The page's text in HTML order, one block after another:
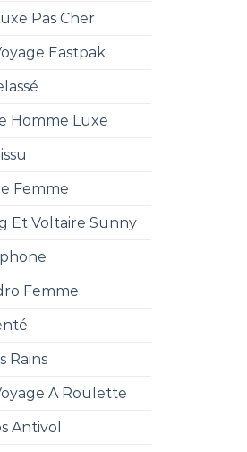
Pas Cher
Eastpak
Homme Luxe
Femme
Et Voltaire Sunny
Femme
Rains
A Roulette
Antivol